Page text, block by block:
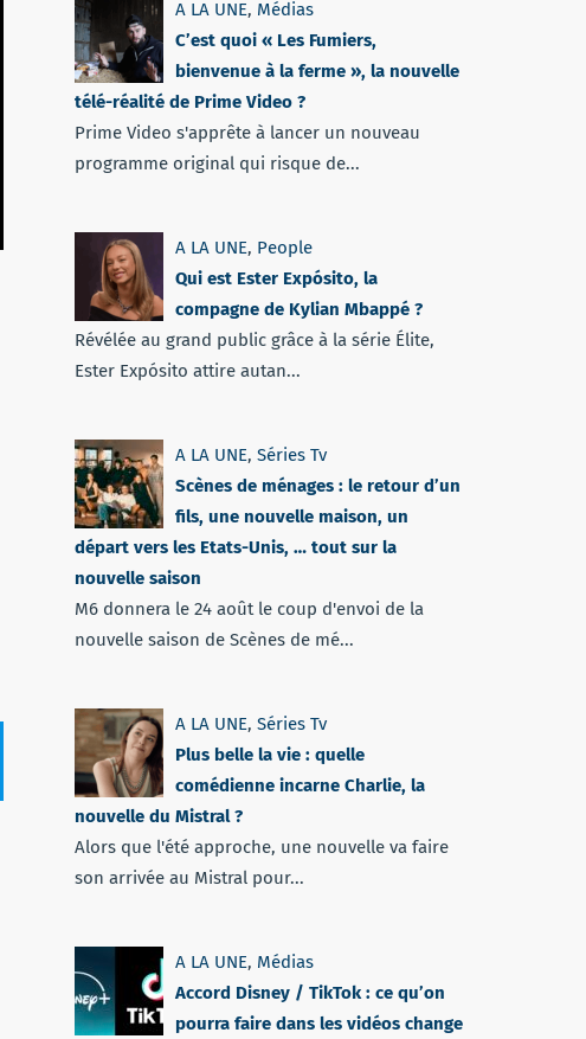
A LA UNE, Médias
C’est quoi « Les Fumiers,
bienvenue à la ferme », la nouvelle
télé-réalité de Prime Video ?
Prime Video s'apprête à lancer un nouveau
programme original qui risque de...
A LA UNE, People
Qui est Ester Expósito, la
compagne de Kylian Mbappé ?
Révélée au grand public grâce à la série Élite,
Ester Expósito attire autan...
A LA UNE, Séries Tv
Scènes de ménages : le retour d’un
fils, une nouvelle maison, un
départ vers les Etats-Unis, … tout sur la
nouvelle saison
M6 donnera le 24 août le coup d'envoi de la
nouvelle saison de Scènes de mé...
A LA UNE, Séries Tv
Plus belle la vie : quelle
comédienne incarne Charlie, la
nouvelle du Mistral ?
Alors que l'été approche, une nouvelle va faire
son arrivée au Mistral pour...
A LA UNE, Médias
Accord Disney / TikTok : ce qu’on
pourra faire dans les vidéos change